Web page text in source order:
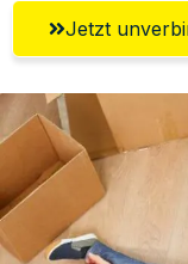
Jetzt